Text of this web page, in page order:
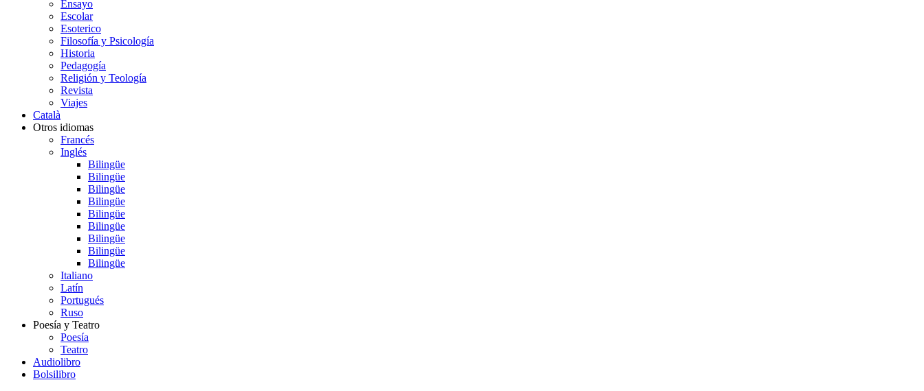
Ensayo
Escolar
Esoterico
Filosofía y Psicología
Historia
Pedagogía
Religión y Teología
Revista
Viajes
Català
Otros idiomas
Francés
Inglés
Bilingüe
Bilingüe
Bilingüe
Bilingüe
Bilingüe
Bilingüe
Bilingüe
Bilingüe
Bilingüe
Italiano
Latín
Portugués
Ruso
Poesía y Teatro
Poesía
Teatro
Audiolibro
Bolsilibro